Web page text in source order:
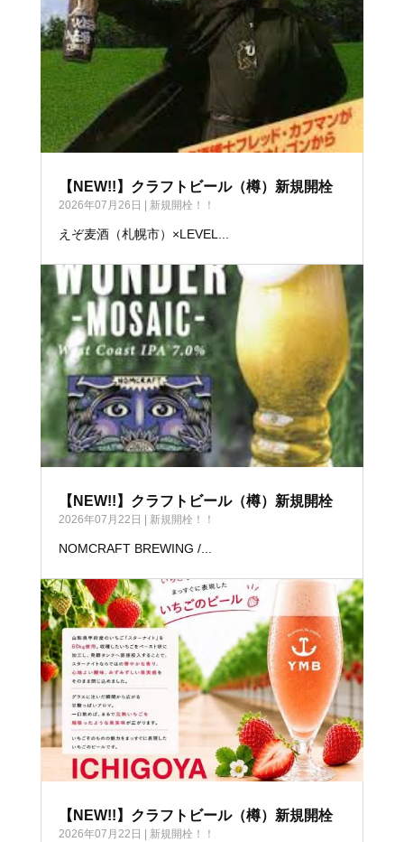
【NEW!!】クラフトビール（樽）新規開栓
2026年07月26日 新規開栓！！
えぞ麦酒（札幌市）×LEVEL...
【NEW!!】クラフトビール（樽）新規開栓
2026年07月22日 新規開栓！！
NOMCRAFT BREWING /...
【NEW!!】クラフトビール（樽）新規開栓
2026年07月22日 新規開栓！！